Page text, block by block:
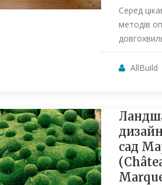
Серед
методів
AllBuild
сад